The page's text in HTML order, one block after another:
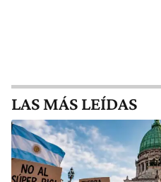
LAS MÁS LEÍDAS